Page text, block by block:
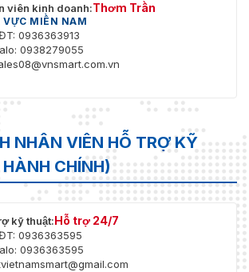
viên kinh doanh:Thơm Trần
VỰC MIỀN NAM
0936363913
0938279055
NHÂN VIÊN HỖ TRỢ KỸ
CHÍNH)
kỹ thuật:Hỗ trợ 24/7
0936363595
0936363595